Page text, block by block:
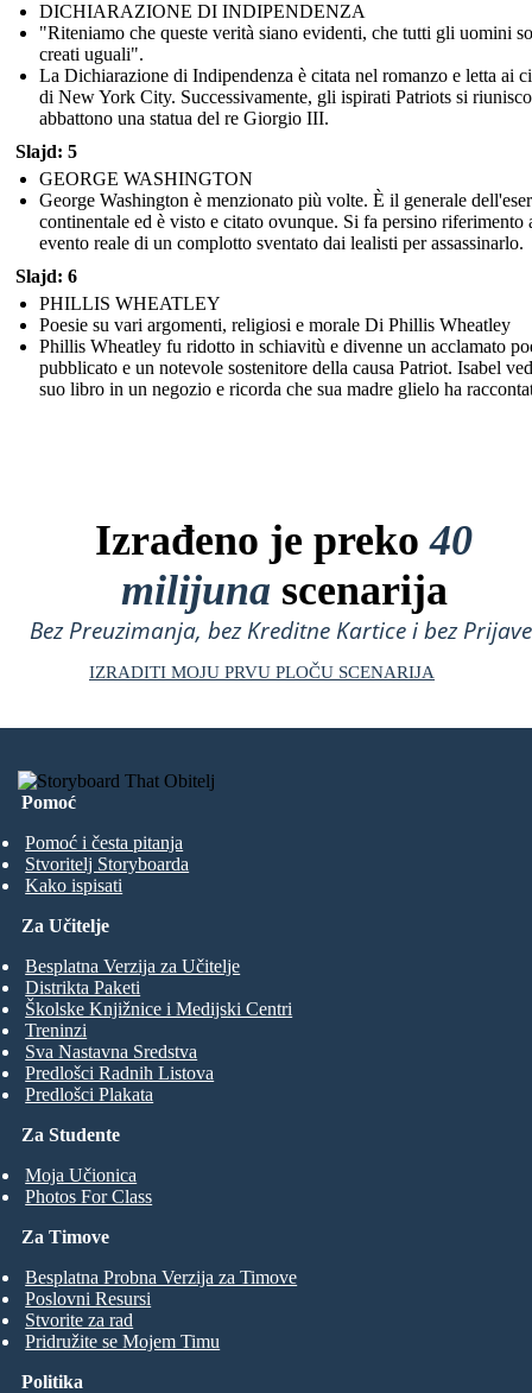
DICHIARAZIONE DI INDIPENDENZA
"Riteniamo che queste verità siano evidenti, che tutti gli uomini
creati uguali".
La Dichiarazione di Indipendenza è citata nel romanzo e letta ai
di New York City. Successivamente, gli ispirati Patriots si
abbattono una statua del re Giorgio III.
Slajd: 5
GEORGE WASHINGTON
George Washington è menzionato più volte. È il generale
continentale ed è visto e citato ovunque. Si fa persino riferimento
evento reale di un complotto sventato dai lealisti per assassinarlo.
Slajd: 6
PHILLIS WHEATLEY
Poesie su vari argomenti, religiosi e morale Di Phillis Wheatley
Phillis Wheatley fu ridotto in schiavitù e divenne un acclamato
pubblicato e un notevole sostenitore della causa Patriot. Isabel
suo libro in un negozio e ricorda che sua madre glielo ha
Izrađeno je preko40
milijuna scenarija
Bez Preuzimanja, bez Kreditne Kartice i bez
IZRADITI MOJU PRVU PLOČU SCENARIJA
Pomoć
Pomoć i česta pitanja
Stvoritelj Storyboarda
Kako ispisati
Za Studente
Moja Učionica
Photos For Class
Za Učitelje
Besplatna Verzija za Učitelje
Distrikta Paketi
Školske Knjižnice i Medijski Centri
Treninzi
Sva Nastavna Sredstva
Predlošci Radnih Listova
Predlošci Plakata
Za Timove
Besplatna Probna Verzija za Timove
Poslovni Resursi
Stvorite za rad
Pridružite se Mojem Timu
Politika